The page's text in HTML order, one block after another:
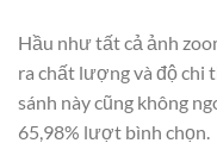
Hầu như tất cả ảnh
ra chất lượng và độ chi
sánh này cũng không
65,98% lượt bình chọn.